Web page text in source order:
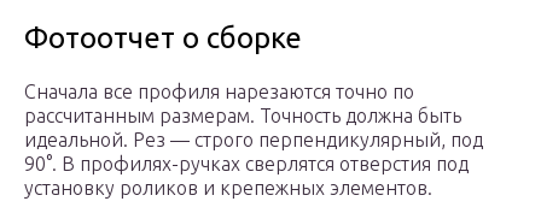
Фотоотчет о сборке
Сначала все профиля нарезаются точно по
рассчитанным размерам. Точность должна быть
идеальной. Рез — строго перпендикулярный, под
90°. В профилях-ручках сверлятся отверстия под
установку роликов и крепежных элементов.